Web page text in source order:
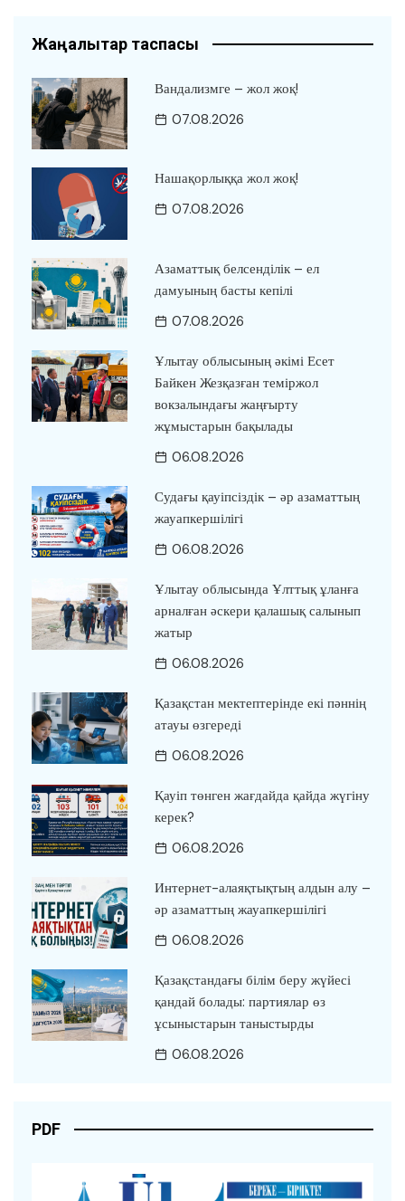
Жаңалықтар таспасы
Вандализмге – жол жоқ!
07.08.2026
Нашақорлыққа жол жоқ!
07.08.2026
Азаматтық белсенділік – ел
дамуының басты кепілі
07.08.2026
Ұлытау облысының әкімі Есет
Байкен Жезқазған теміржол
вокзалындағы жаңғырту
жұмыстарын бақылады
06.08.2026
Судағы қауіпсіздік – әр азаматтың
жауапкершілігі
06.08.2026
Ұлытау облысында Ұлттық ұланға
арналған әскери қалашық салынып
жатыр
06.08.2026
Қазақстан мектептерінде екі пәннің
атауы өзгереді
06.08.2026
Қауіп төнген жағдайда қайда жүгіну
керек?
06.08.2026
Интернет-алаяқтықтың алдын алу –
әр азаматтың жауапкершілігі
06.08.2026
Қазақстандағы білім беру жүйесі
қандай болады: партиялар өз
ұсыныстарын таныстырды
06.08.2026
PDF